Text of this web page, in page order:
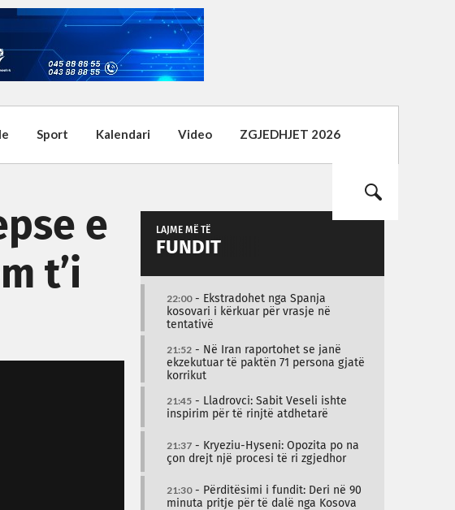
Sport Kalendari Video ZGJEDHJET 2026
e
t’i
LAJME MË TË
FUNDIT
22:00- Ekstradohet nga Spanja
kosovari i kërkuar për vrasje në
tentativë
21:52 - Në Iran raportohet se janë
ekzekutuar të paktën 71 persona gjatë
korrikut
21:45 - Lladrovci: Sabit Veseli ishte
inspirim për të rinjtë atdhetarë
21:37 - Kryeziu-Hyseni: Opozita po na
çon drejt një procesi të ri zgjedhor
21:30- Përditësimi i fundit: Deri në 90
minuta pritje për të dalë nga Kosova